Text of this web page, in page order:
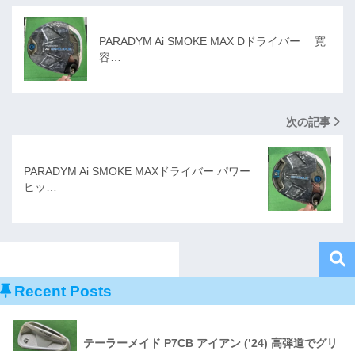
PARADYM Ai SMOKE MAX Dドライバー 寛
容…
次の記事
PARADYM Ai SMOKE MAXドライバー パワー
ヒッ…
Recent Posts
テーラーメイド P7CB アイアン (’24) 高弾道でグリ